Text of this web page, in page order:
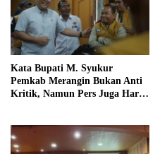
Kata Bupati M. Syukur
Pemkab Merangin Bukan Anti
Kritik, Namun Pers Juga Harus